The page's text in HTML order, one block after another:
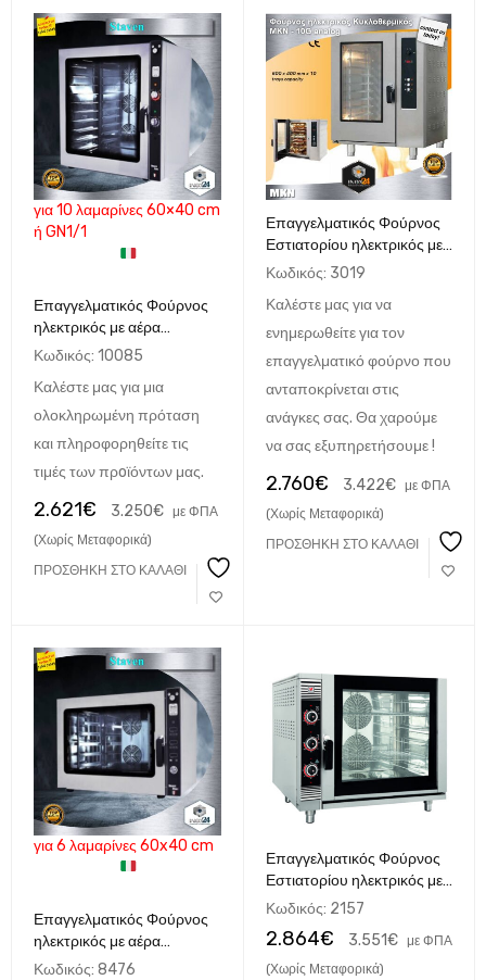
για 10 λαμαρίνες 60×40 cm
ή GN1/1
Επαγγελματικός Φούρνος
ηλεκτρικός με αέρα
αναλογικός Staven D1064
Κωδικός: 10085
Καλέστε μας για μια
ολοκληρωμένη πρόταση
και πληροφορηθείτε τις
τιμές των πρoϊόντων μας.
2.621€ 3.250€ με ΦΠΑ
(Χωρίς Μεταφορικά)
ΠΡΟΣΘΉΚΗ ΣΤΟ ΚΑΛΆΘΙ
Επαγγελματικός Φούρνος
Εστιατορίου ηλεκτρικός με
αέρα MKN 10G (10 ταψιά
Κωδικός: 3019
Καλέστε μας για να
ενημερωθείτε για τον
επαγγελματικό φούρνο που
ανταποκρίνεται στις
ανάγκες σας. Θα χαρούμε
να σας εξυπηρετήσουμε !
2.760€ 3.422€
με ΦΠΑ
(Χωρίς Μεταφορικά)
ΠΡΟΣΘΉΚΗ ΣΤΟ ΚΑΛΆΘΙ
για 6 λαμαρίνες 60x40 cm
Επαγγελματικός Φούρνος
ηλεκτρικός με αέρα
ψηφιακός Staven 0664E
Κωδικός: 8476
Επαγγελματικός Φούρνος
Εστιατορίου ηλεκτρικός με
αέρα και υγρασία για 6
ηλεκτρικός North EF600
Κωδικός: 2157
2.864€ 3.551€
με ΦΠΑ
(Χωρίς Μεταφορικά)